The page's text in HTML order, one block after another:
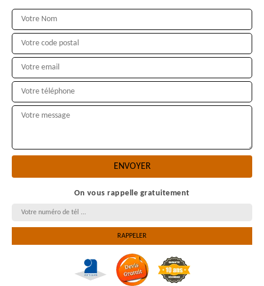
On vous rappelle gratuitement